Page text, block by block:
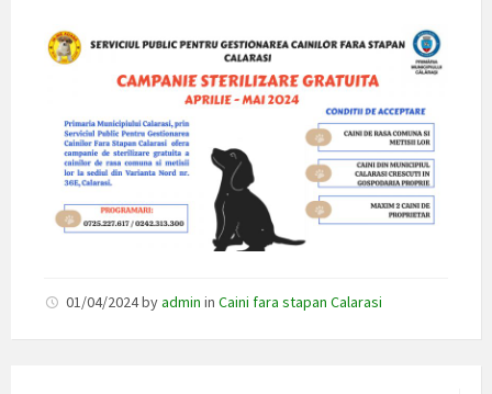
01/04/2024byadmin in Caini fara stapan Calarasi